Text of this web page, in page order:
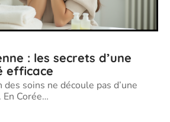
: les secrets d’une
efficace
des soins ne découle pas d’une
Corée…